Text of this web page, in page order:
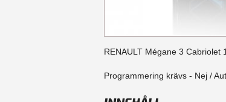
RENAULT Mégane 3 Cabriolet
Programmering krävs - Nej /